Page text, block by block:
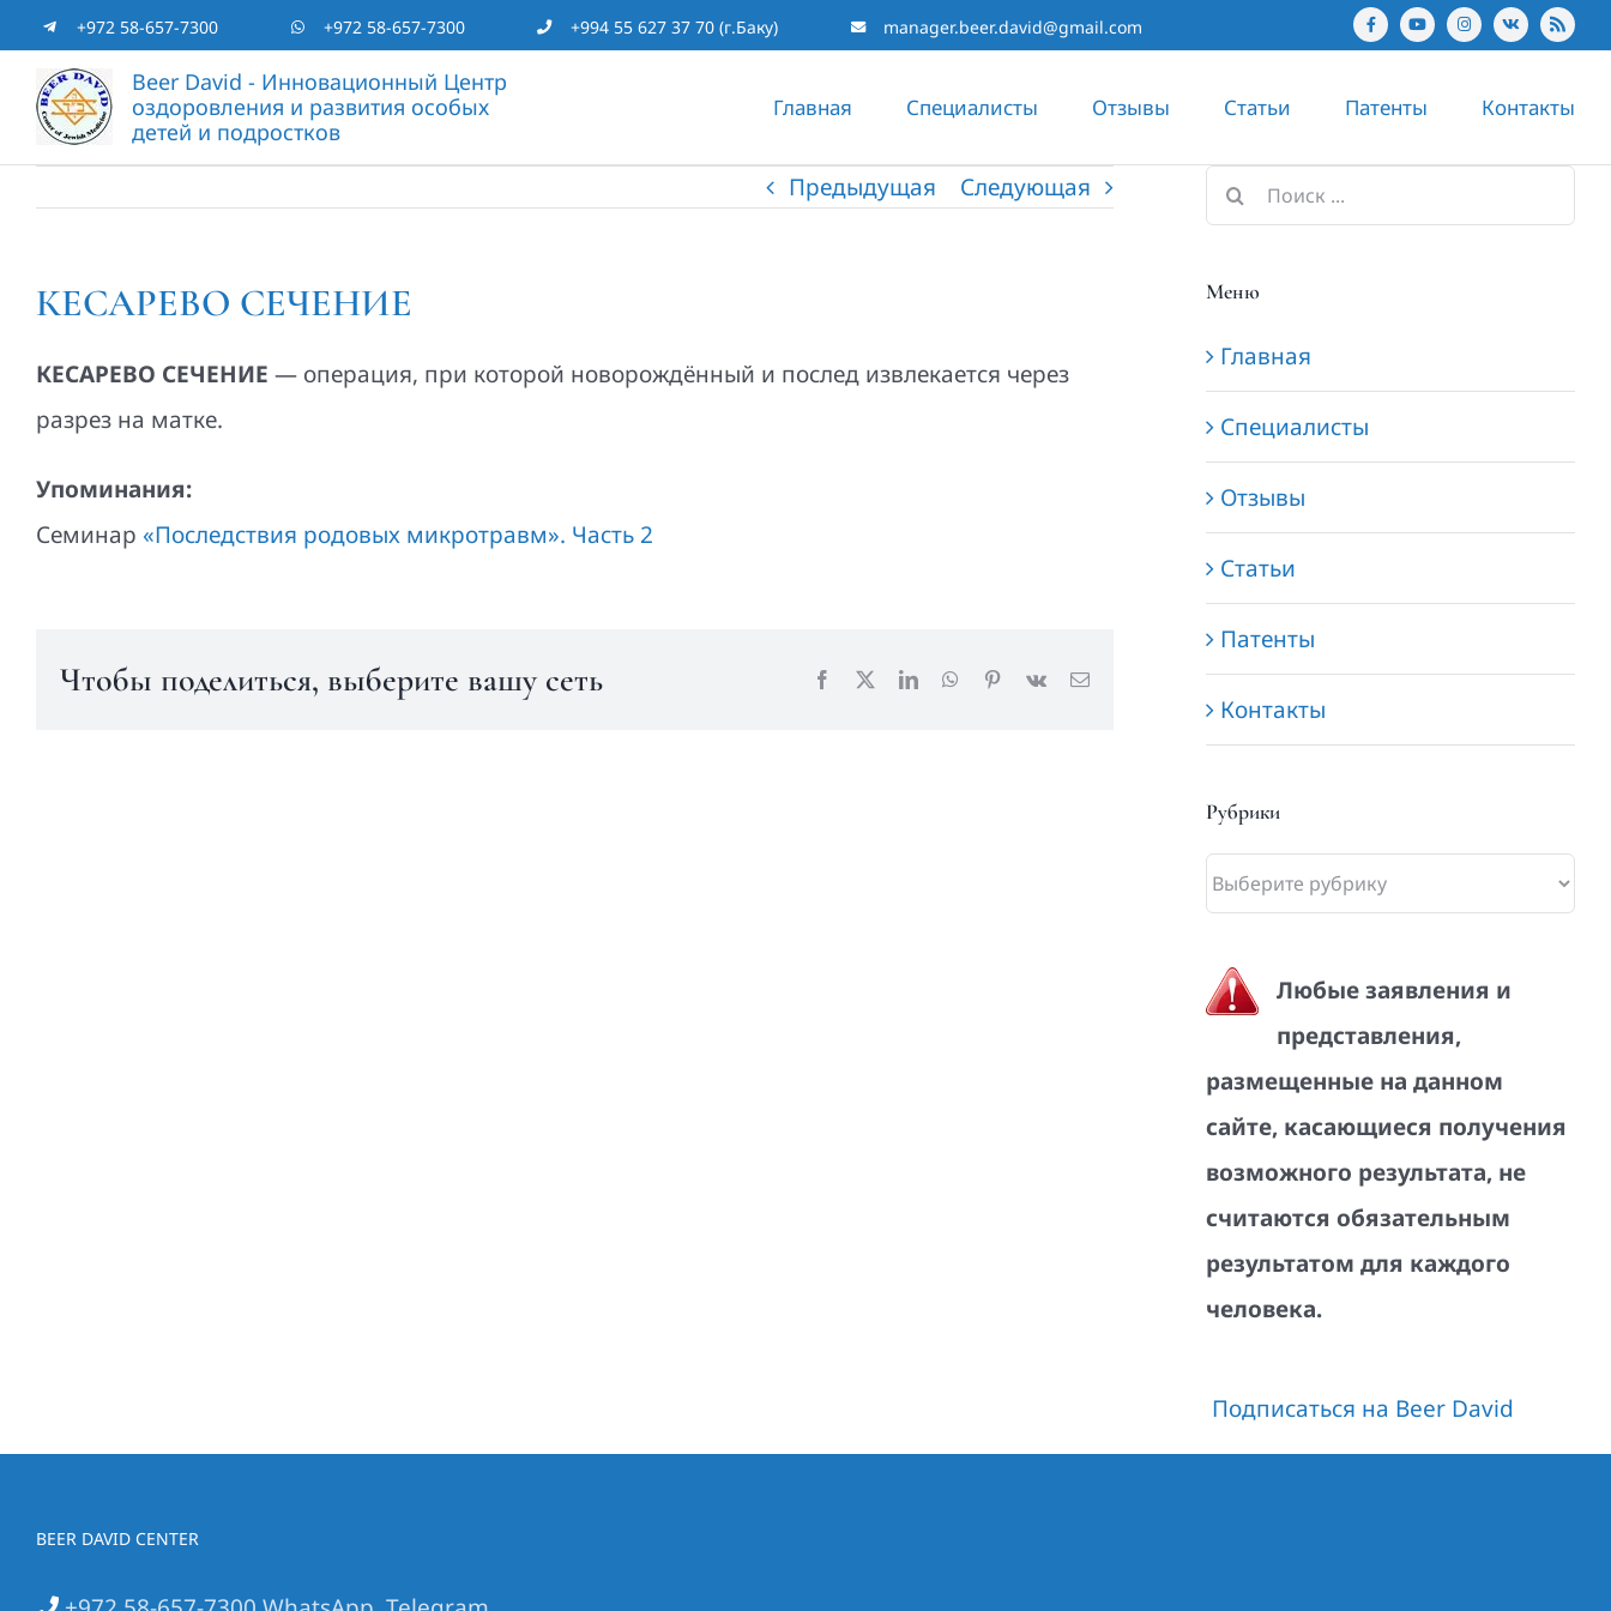
content
+972 58-657-7300 +972 58-657-7300 +994 55 627 37 70 (г.Баку) manager.beer.david@gmail.com
Beer David - Инновационный Центр
оздоровления и развития особых
детей и подростков
Главная Специалисты Отзывы Статьи Патенты Контакты
Предыдущая Следующая
КЕСАРЕВО СЕЧЕНИЕ
КЕСАРЕВО СЕЧЕНИЕ — операция, при которой новорождённый и послед извлекается через
разрез на матке.
Упоминания:
Семинар «Последствия родовых микротравм». Часть 2
Чтобы поделиться, выберите вашу сеть Facebook
X LinkedInWhatsApp
Pinterest
Vk Email
Результат
поиска:
Меню
Главная
Специалисты
Отзывы
Статьи
Патенты
Контакты
Рубрики
Рубрики
Любые заявления и
представления,
размещенные на данном
сайте, касающиеся получения
возможного результата, не
считаются обязательным
результатом для каждого
человека.
Подписаться на Beer David
BEER DAVID CENTER